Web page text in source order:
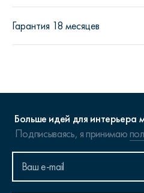
Гарантия 18 месяцев
Больше идей для интерьера
Подписываясь, я принимаю